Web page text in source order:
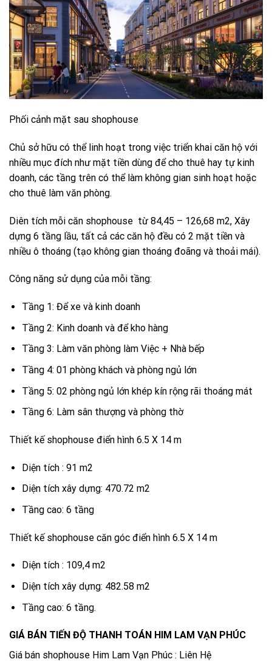
Phối cảnh mặt sau shophouse
Chủ sở hữu có thể linh hoạt trong việc triển khai căn hộ với
nhiều mục đích như mặt tiền dùng để cho thuê hay tự kinh
doanh, các tầng trên có thể làm không gian sinh hoạt hoặc
cho thuê làm văn phòng.
Diên tích mỗi căn shophouse từ 84,45 – 126,68 m2, Xây
dựng 6 tầng lầu, tất cả các căn hộ đều có 2 mặt tiền và
nhiều ô thoáng (tạo không gian thoáng đoãng và thoải mái).
Công năng sử dụng của mỗi tầng:
Tầng 1: Để xe và kinh doanh
Tầng 2: Kinh doanh và để kho hàng
Tầng 3: Làm văn phòng làm Việc + Nhà bếp
Tầng 4: 01 phòng khách và phòng ngủ lớn
Tầng 5: 02 phòng ngủ lớn khép kín rộng rãi thoáng mát
Tầng 6: Làm sân thượng và phòng thờ
Thiết kế shophouse điển hình 6.5 X 14 m
Diện tích : 91 m2
Diện tích xây dựng: 470.72 m2
Tầng cao: 6 tầng
Thiết kế shophouse căn góc điển hình 6.5 X 14 m
Diện tích : 109,4 m2
Diện tích xây dựng: 482.58 m2
Tầng cao: 6 tầng.
GIÁ BÁN TIẾN ĐỘ THANH TOÁN HIM LAM VẠN PHÚC
Giá bán shophouse Him Lam Vạn Phúc : Liên Hệ